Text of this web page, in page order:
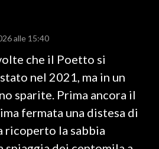
alle 15:40
che il Poetto si
nel 2021, ma in un
sparite. Prima ancora il
fermata una distesa di
ricoperto la sabbia